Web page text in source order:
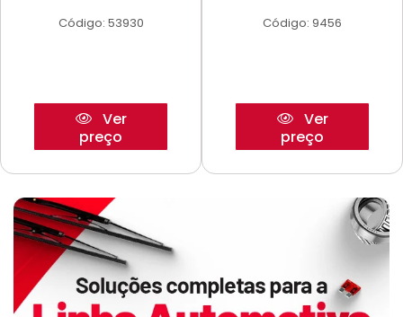
Código: 53930
Ver
preço
Código: 9456
Ver
preço